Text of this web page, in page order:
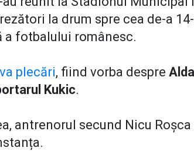
la drum spre cea de-a
a fotbalului românesc.
plecări, fiind vorba despre
Kukic.
antrenorul secund Nicu